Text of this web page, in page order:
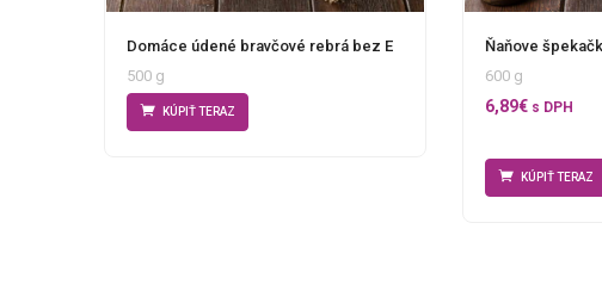
Domáce údené bravčové rebrá bez E
500 g
KÚPIŤ TERAZ
Ňaňove
600 g
6,89€ s DPH
KÚPIŤ TERAZ